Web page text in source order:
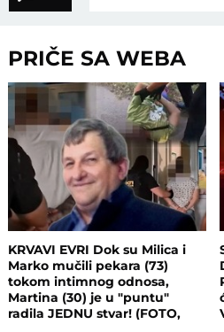
PRIČE SA WEBA
KRVAVI EVRI Dok su Milica i
Marko mučili pekara (73)
tokom intimnog odnosa,
Martina (30) je u "puntu"
radila JEDNU stvar! (FOTO,